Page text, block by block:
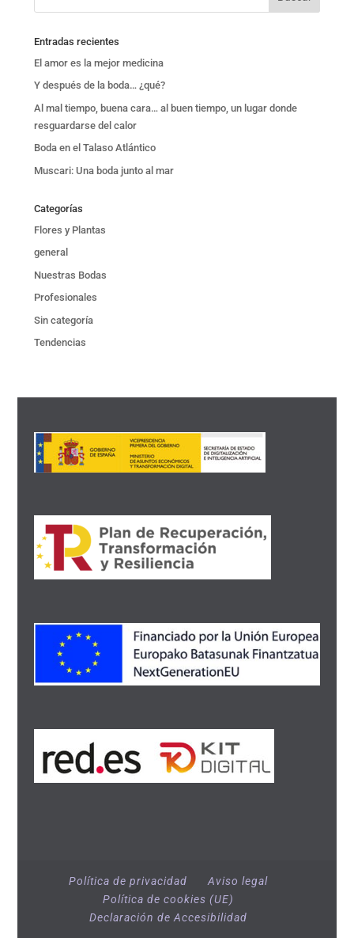
Entradas recientes
El amor es la mejor medicina
Y después de la boda… ¿qué?
Al mal tiempo, buena cara… al buen tiempo, un lugar donde
resguardarse del calor
Boda en el Talaso Atlántico
Muscari: Una boda junto al mar
Categorías
Flores y Plantas
general
Nuestras Bodas
Profesionales
Sin categoría
Tendencias
Política de privacidad
Aviso legal
Política de cookies (UE)
Declaración de Accesibilidad